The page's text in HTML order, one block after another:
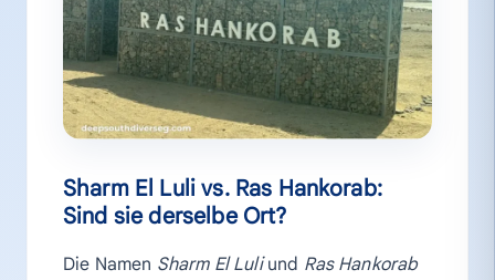
Sharm El Luli vs. Ras Hankorab:
Sind sie derselbe Ort?
Die Namen Sharm El Luliund Ras Hankorab